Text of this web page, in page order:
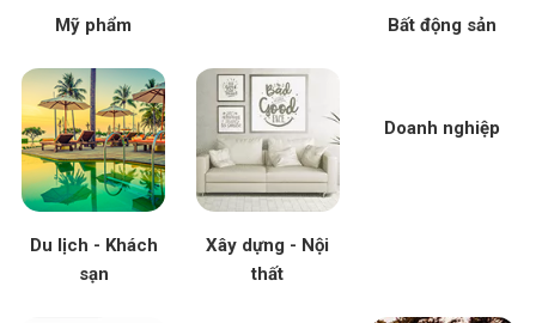
Mỹ phẩm Bất động sản
Du lịch - Khách
sạn
Xây dựng - Nội
thất
Doanh nghiệp